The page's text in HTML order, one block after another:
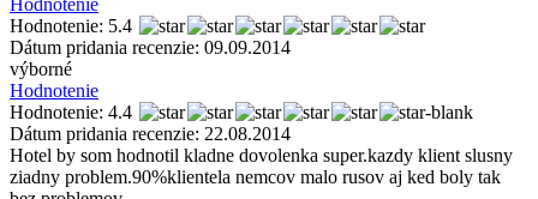
Hodnotenie
Hodnotenie: 5.4
Dátum pridania recenzie: 09.09.2014
výborné
Hodnotenie
Hodnotenie: 4.4
Dátum pridania recenzie: 22.08.2014
Hotel by som hodnotil kladne dovolenka super.kazdy klient slusny
ziadny problem.90%klientela nemcov malo rusov aj ked boly tak